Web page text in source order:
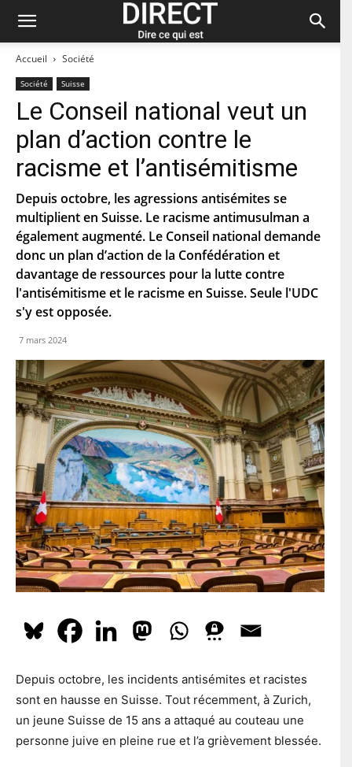
Accueil Société
Société Suisse
Le Conseil national veut un
plan d’action contre le
racisme et l’antisémitisme
Depuis octobre, les agressions antisémites se
multiplient en Suisse. Le racisme antimusulman a
également augmenté. Le Conseil national demande
donc un plan d’action de la Confédération et
davantage de ressources pour la lutte contre
l'antisémitisme et le racisme en Suisse. Seule l'UDC
s'y est opposée.
7 mars 2024
Depuis octobre, les incidents antisémites et racistes
sont en hausse en Suisse. Tout récemment, à Zurich,
un jeune Suisse de 15 ans a attaqué au couteau une
personne juive en pleine rue et l’a grièvement blessée.
Restez à jour et abonnez-vous à notre
newsletter « direct ».
r
é
n
o
m
N
o
m
d
e
f
m
l
e
C
o
u
r
i
l
*
C
d
e
p
o
s
t
a
l
au courant de l'actualité. Pour en savoir plus, cliquezici.
S'ABONNER